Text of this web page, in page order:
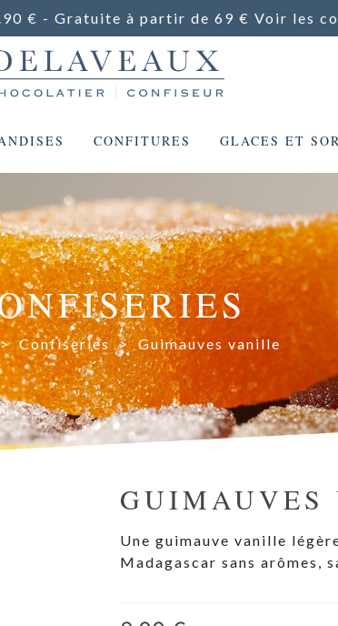
€ - Gratuite à partir de 69 € Voir les
CONFITURES GLACES ET
> Confiseries > Guimauves vanille
GUIMAUVES
Une guimauve vanille
Madagascar sans arômes,